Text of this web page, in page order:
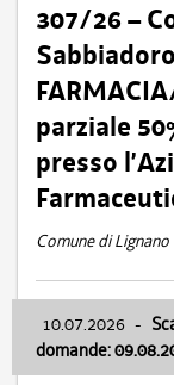
307/26 –
parziale
presso
Comune di
10.07.2026 -
domande: